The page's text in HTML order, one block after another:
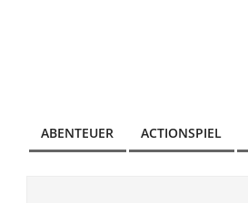
Primary
ABENTEUER ACTIONSPIEL